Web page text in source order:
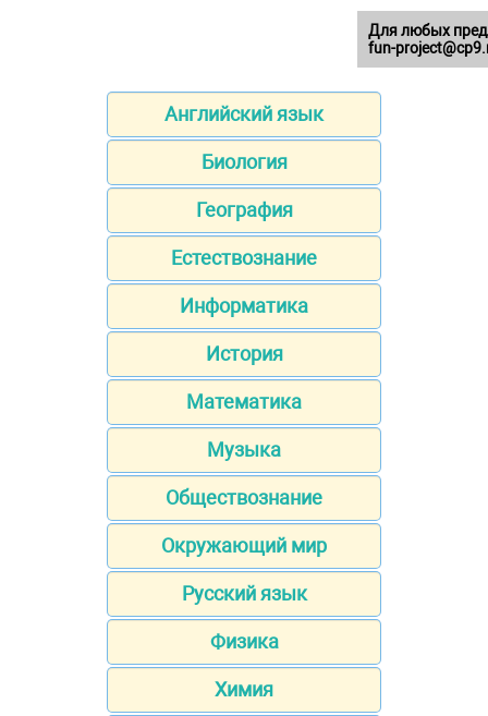
Английский язык
Биология
География
Естествознание
Информатика
История
Математика
Музыка
Обществознание
Окружающий мир
Русский язык
Физика
Химия
Для любых
fun-